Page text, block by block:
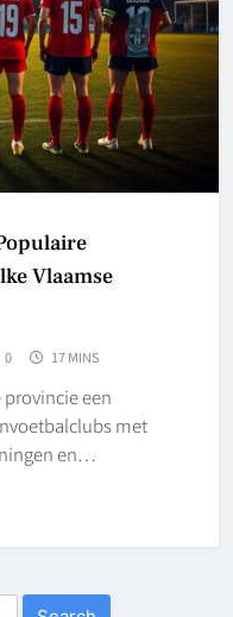
Vlaamse
0 17 MINS
provincie een
met
en…